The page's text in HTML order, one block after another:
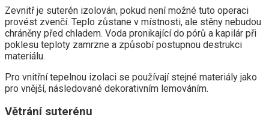
Zevnitř je suterén izolován, pokud není možné tuto operaci
provést zvenčí. Teplo zůstane v místnosti, ale stěny nebudou
chráněny před chladem. Voda pronikající do pórů a kapilár při
poklesu teploty zamrzne a způsobí postupnou destrukci
materiálu.
Pro vnitřní tepelnou izolaci se používají stejné materiály jako
pro vnější, následované dekorativním lemováním.
Větrání suterénu